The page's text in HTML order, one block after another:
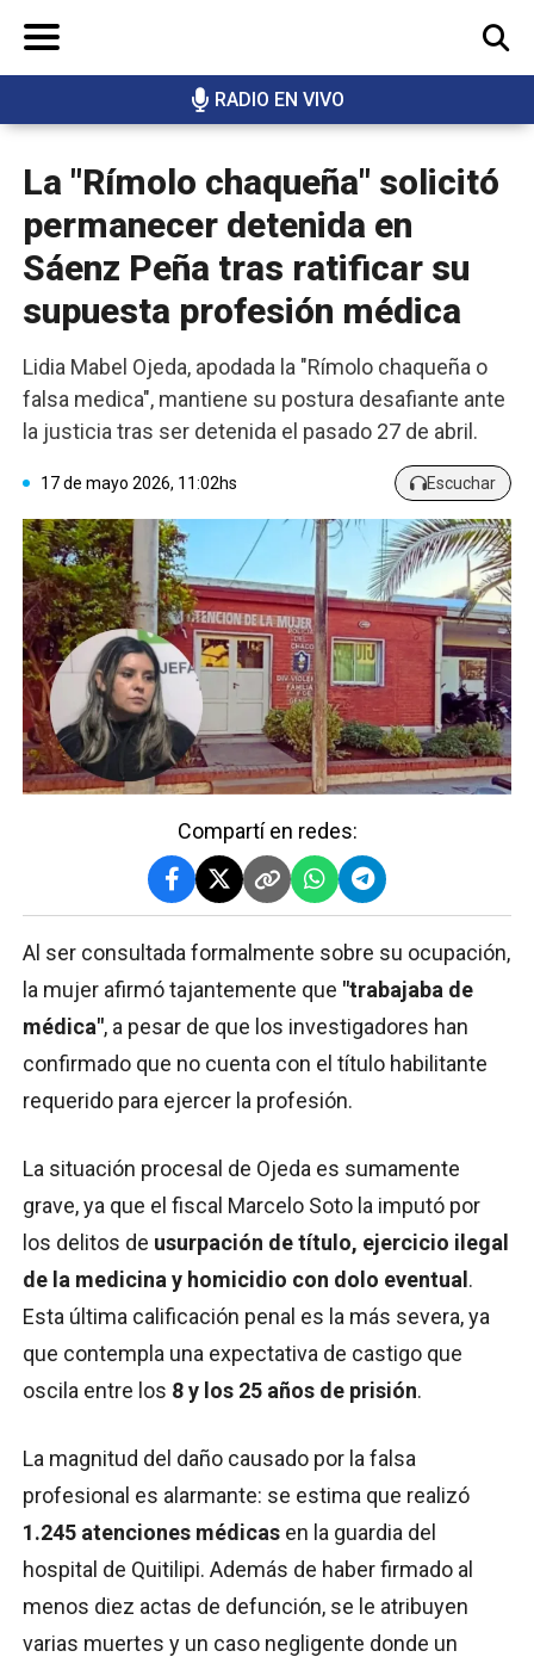
RADIO EN VIVO
BUSCAR
La "Rímolo chaqueña" solicitó
permanecer detenida en
Sáenz Peña tras ratificar su
supuesta profesión médica
Lidia Mabel Ojeda, apodada la "Rímolo chaqueña o
falsa medica", mantiene su postura desafiante ante
la justicia tras ser detenida el pasado 27 de abril.
17 de mayo 2026, 11:02hs Escuchar
Compartí en redes:
Al ser consultada formalmente sobre su ocupación,
la mujer afirmó tajantemente que "trabajaba de
médica", a pesar de que los investigadores han
confirmado que no cuenta con el título habilitante
requerido para ejercer la profesión.
La situación procesal de Ojeda es sumamente
grave, ya que el fiscal Marcelo Soto la imputó por
los delitos de usurpación de título, ejercicio ilegal
de la medicina y homicidio con dolo eventual .
Esta última calificación penal es la más severa, ya
que contempla una expectativa de castigo que
oscila entre los 8 y los 25 años de prisión.
La magnitud del daño causado por la falsa
profesional es alarmante: se estima que realizó
1.245 atenciones médicas en la guardia del
hospital de Quitilipi. Además de haber firmado al
menos diez actas de defunción, se le atribuyen
varias muertes y un caso negligente donde un